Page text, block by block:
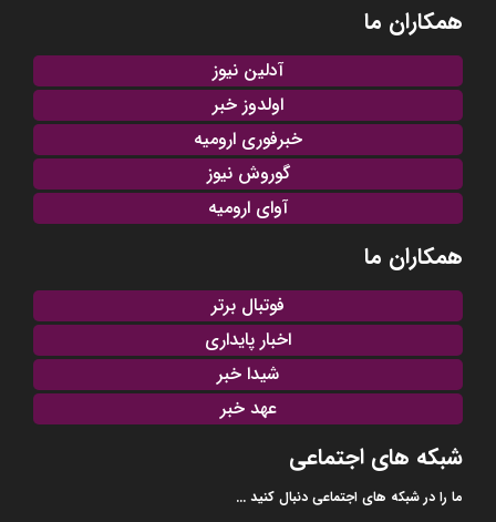
همکاران ما
آدلین نیوز
اولدوز خبر
خبرفوری ارومیه
گوروش نیوز
آوای ارومیه
همکاران ما
فوتبال برتر
اخبار پایداری
شیدا خبر
عهد خبر
شبکه های اجتماعی
ما را در شبکه های اجتماعی دنبال کنید ...